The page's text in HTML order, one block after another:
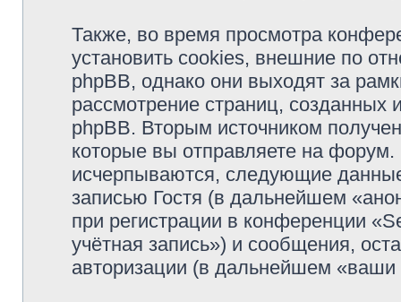
Также, во время просмотра
установить cookies, внешние по
phpBB, однако они выходят за
рассмотрение страниц,
phpBB. Вторым источником
которые вы отправляете на
исчерпываются, следующие
записью Гостя (в дальнейшем
при регистрации в конференции
учётная запись») и сообщения,
авторизации (в дальнейшем